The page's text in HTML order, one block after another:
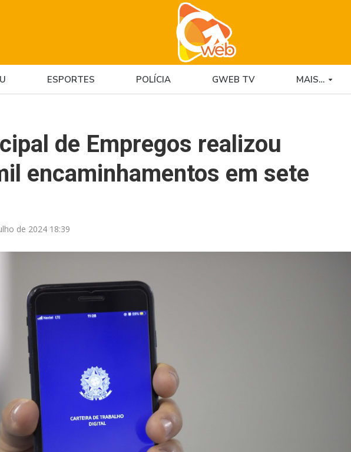
ESPORTES POLÍCIA GWEB TV MAIS…
de Empregos realizou
encaminhamentos em sete
de 2024 18:39